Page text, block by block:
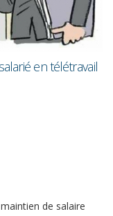
de salaire